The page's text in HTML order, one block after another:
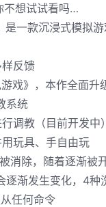
不想试试看吗…
一款沉浸式模拟
反馈
戏》，本作全面升
系统
调教（目前开发中）
玩具、手自由玩
消除，随着逐渐被
逐渐发生变化，4种
任何命令